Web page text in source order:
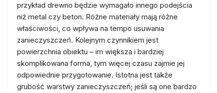
przykład drewno będzie wymagało innego podejścia
niż metal czy beton. Różne materiały mają różne
właściwości, co wpływa na tempo usuwania
zanieczyszczeń. Kolejnym czynnikiem jest
powierzchnia obiektu – im większa i bardziej
skomplikowana forma, tym więcej czasu zajmie jej
odpowiednie przygotowanie. Istotna jest także
grubość warstwy zanieczyszczeń; jeśli są one bardzo